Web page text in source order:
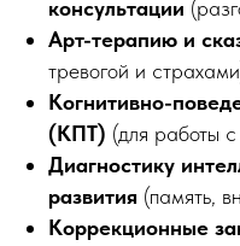
консультации
Арт-терапию и
тревогой и
Когнитивно-
(КПТ) (для работы
Диагностику
развития (память,
Коррекционные